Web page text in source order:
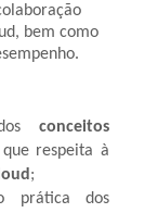
bem como
conceitos
respeita à
;
prática dos